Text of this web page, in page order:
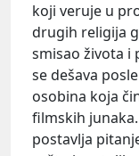
koji veruje u
drugih religija
smisao života i
se dešava
osobina koja
filmskih
postavlja